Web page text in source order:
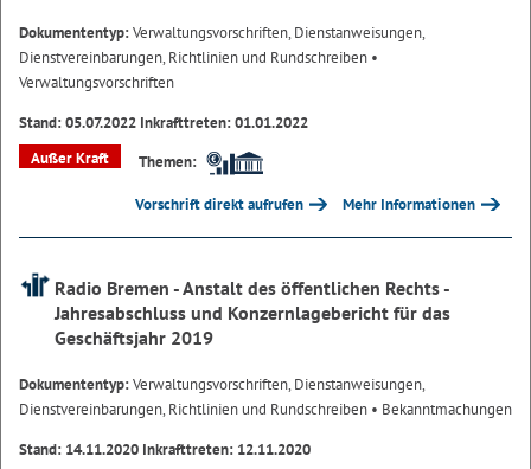
Dokumententyp:Verwaltungsvorschriften, Dienstanweisungen,
Dienstvereinbarungen, Richtlinien und Rundschreiben •
Verwaltungsvorschriften
Stand: 05.07.2022 Inkrafttreten: 01.01.2022
Außer Kraft
Themen:
Vorschrift direkt aufrufen Mehr Informationen
Radio Bremen - Anstalt des öffentlichen Rechts -
Jahresabschluss und Konzernlagebericht für das
Geschäftsjahr 2019
Dokumententyp:Verwaltungsvorschriften, Dienstanweisungen,
Dienstvereinbarungen, Richtlinien und Rundschreiben • Bekanntmachungen
Stand: 14.11.2020 Inkrafttreten: 12.11.2020